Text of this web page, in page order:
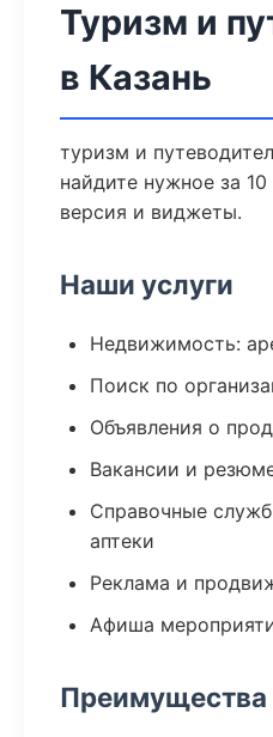
Туризм и
в Казань
туризм и
найдите нужное за
версия и виджеты.
Наши услуги
Недвижимость:
Поиск по
Объявления о
Вакансии и
Справочные
аптеки
Реклама и
Афиша
Преимущества